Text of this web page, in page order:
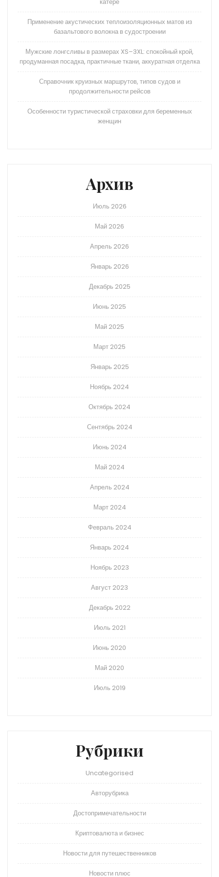
Применение акустических теплоизоляционных матов из
базальтового волокна в судостроении
Мужские лонгсливы в размерах XS–3XL: спокойный крой,
продуманная посадка, практичные ткани, аккуратная отделка
Справочник круизных маршрутов, типов судов и
продолжительности рейсов
Особенности туристической страховки для беременных
женщин
Архив
Июль 2026
Май 2026
Апрель 2026
Январь 2026
Декабрь 2025
Июнь 2025
Май 2025
Март 2025
Январь 2025
Ноябрь 2024
Октябрь 2024
Сентябрь 2024
Июнь 2024
Май 2024
Апрель 2024
Март 2024
Февраль 2024
Январь 2024
Ноябрь 2023
Август 2023
Декабрь 2022
Июль 2021
Июнь 2020
Май 2020
Июль 2019
Рубрики
Uncategorised
Авторубрика
Достопримечательности
Криптовалюта и бизнес
Новости для путешественников
Новости плюс